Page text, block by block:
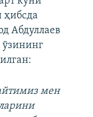
ҳибсда
Абдуллаев
ўзининг
мен